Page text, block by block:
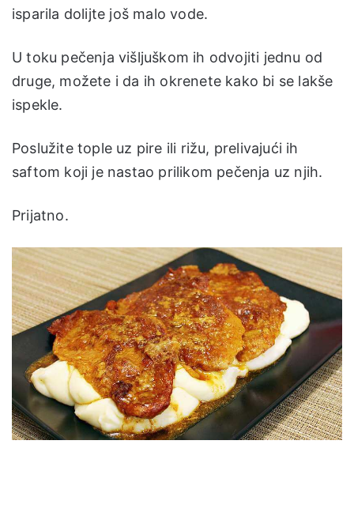
isparila dolijte još malo vode.
U toku pečenja višljuškom ih odvojiti jednu od
druge, možete i da ih okrenete kako bi se lakše
ispekle.
Poslužite tople uz pire ili rižu, prelivajući ih
saftom koji je nastao prilikom pečenja uz njih.
Prijatno.